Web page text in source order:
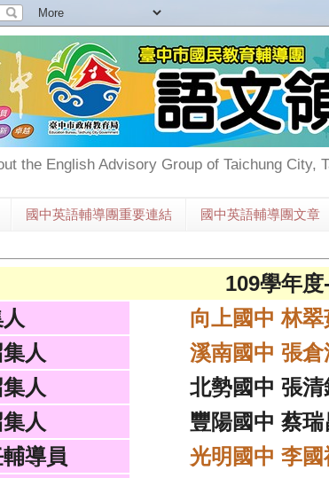
the English Advisory Group of Taichung City,
國中英語輔導團重要連結 國中英語輔導團文章
109學年
向上國中 林翠
人
溪南國中 張倉
人
北勢國中 張
人
豐陽國中 蔡
導員
光明國中 李國